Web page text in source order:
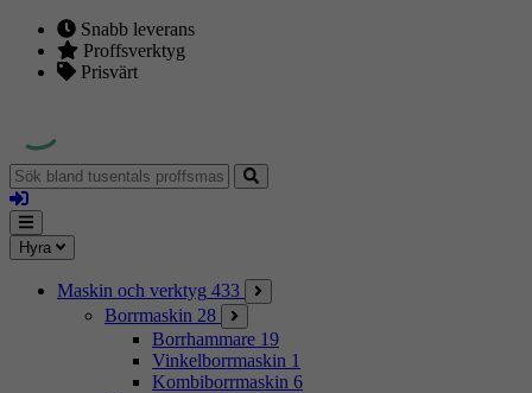
Snabb leverans
Proffsverktyg
Prisvärt
Sök
bland
tusentals
proffsmaskiner
Logga
in
Mina
sidor
Meny
Hyra
Maskin och verktyg 433
Borrmaskin 28
Borrhammare 19
Vinkelborrmaskin 1
Kombiborrmaskin 6